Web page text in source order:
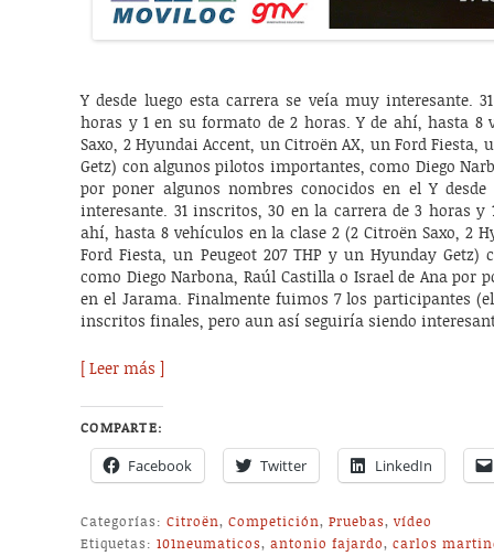
Y desde luego esta carrera se veía muy interesante.
horas y 1 en su formato de 2 horas. Y de ahí, hasta 8
Saxo, 2 Hyundai Accent, un Citroën AX, un Ford Fiesta,
Getz) con algunos pilotos importantes, como Diego
por poner algunos nombres conocidos en el Y
interesante. 31 inscritos, 30 en la carrera de 3 horas y
ahí, hasta 8 vehículos en la clase 2 (2 Citroën Saxo, 2
Ford Fiesta, un Peugeot 207 THP y un Hyunday
como Diego Narbona, Raúl Castilla o Israel de Ana por
en el Jarama. Finalmente fuimos 7 los participantes (el
inscritos finales, pero aun así seguiría siendo
[ Leer más ]
COMPARTE:
Facebook Twitter LinkedIn
Categorías: Citroën,Competición,Pruebas,vídeo
Etiquetas: 101neumaticos,antonio fajardo,carlos